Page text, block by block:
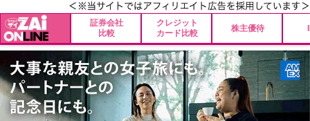
証券会社
比較
クレジット
カード比較
株主優待